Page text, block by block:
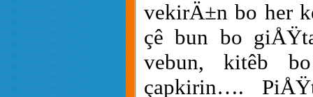
vekirÄ±n bo her
çê bun bo
vebun, kitêb
çapkirin….